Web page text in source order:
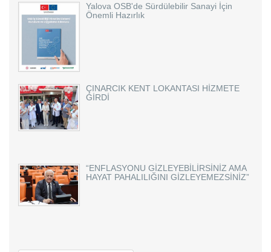
Yalova OSB'de Sürdülebilir Sanayi İçin
Önemli Hazırlık
ÇINARCIK KENT LOKANTASI HİZMETE
GİRDİ
“ENFLASYONU GİZLEYEBİLİRSİNİZ AMA
HAYAT PAHALILIĞINI GİZLEYEMEZSİNİZ”